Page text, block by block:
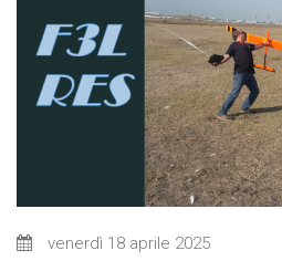
venerdì 18 aprile 2025